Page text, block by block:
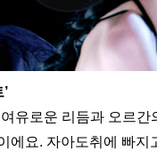
유로운 리듬과 오르간
에요. 자아도취에 빠지